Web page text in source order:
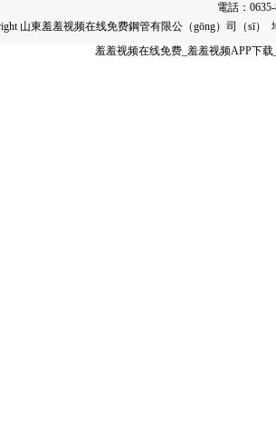
電話：
山東羞羞视频在线免费鋼管有限公（gōng）司（sī
羞羞视频在线免费_羞羞视频APP下